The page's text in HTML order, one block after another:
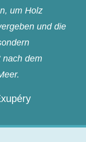
um Holz
und die
nach dem